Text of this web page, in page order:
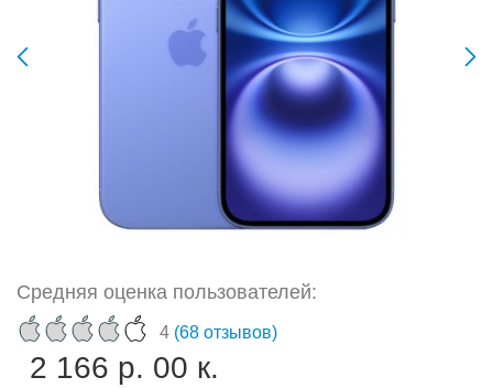
Средняя оценка пользователей:
4 (68 отзывов)
2 166 р. 00 к.